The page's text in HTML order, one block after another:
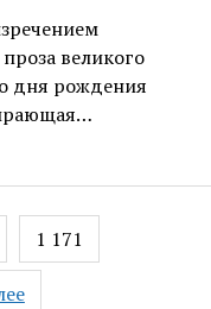
великого
дня рождения
1 171